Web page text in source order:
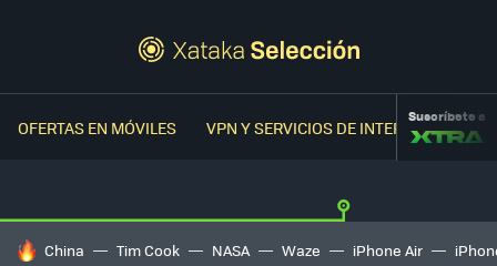
OFERTAS EN MÓVILES VPN Y SERVICIOS DE INTERNETSuscríbete a
HOY SE HABLA DE
China Tim Cook NASA Waze iPhone Air